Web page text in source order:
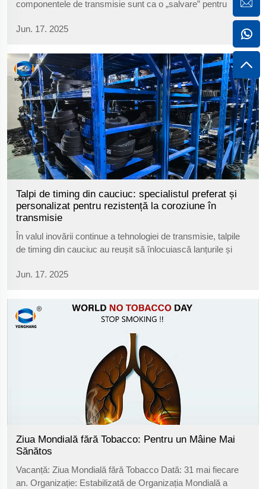
componentele de transmisie sunt ca o „salvare” pentru
echipamente. Lanțurile tradiționale sunt predispuse la rugină,
iar curelele plate tind să alunece, ceea ce a dat naștere la
Jun. 17. 2025
Talpi de timing din cauciuc: specialistul preferat și
personalizat pentru rezistență la coroziune în
transmisie
În valul inovării continue a tehnologiei de transmisie, talpile
de timing din cauciuc au reușit să înlocuiască lanțurile și
lor - o combinație puternică între cauciuc și coarde din sticlă
Jun. 17. 2025
Ziua Mondială fără Tobacco: Pentru un Mâine Mai
Sănătos
Vacanță: Ziua Mondială fără Tobacco Dată: 31 mai fiecare
an. Organizație: Estabilizată de Organizația Mondială a